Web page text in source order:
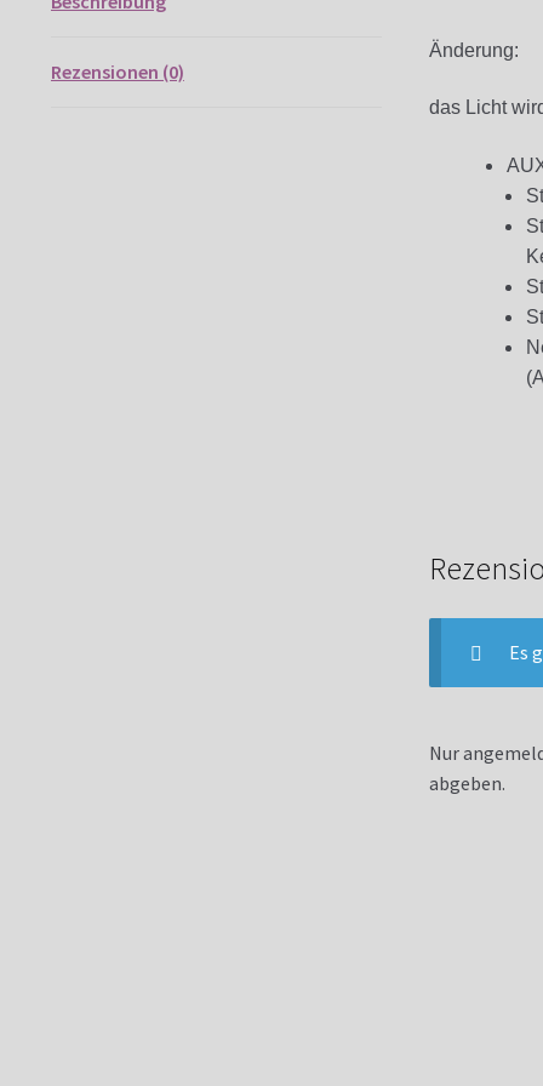
Rezensionen (0)
Änderung:
das Licht
Es
Nur
abgeben.